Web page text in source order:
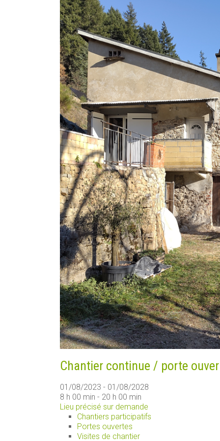
Chantier continue / porte
01/08/2023 - 01/08/2028
8 h 00 min - 20 h 00 min
Lieu précisé sur demande
Chantiers participatifs
Portes ouvertes
Visites de chantier